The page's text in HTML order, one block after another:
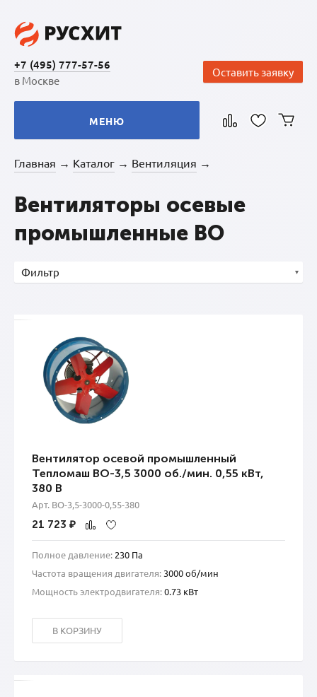
+7 (495) 777-57-56
в Москве
Оставить заявку
МЕНЮ
Главная → Каталог → Вентиляция →
Вентиляторы осевые
промышленные ВО
Фильтр
Вентилятор осевой промышленный
Тепломаш ВО-3,5 3000 об./мин. 0,55 кВт,
380 В
Арт. ВО-3,5-3000-0,55-380
21 723 ₽
Полное давление: 230 Па
Частота вращения двигателя: 3000 об/мин
Мощность электродвигателя:0.73 кВт
В КОРЗИНУ